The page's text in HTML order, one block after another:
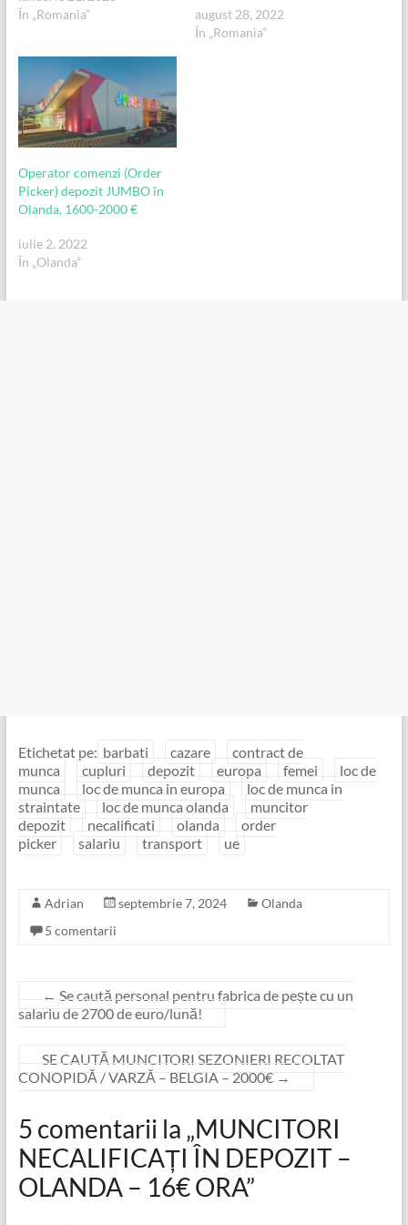
În „Romania”
august 28, 2022
În „Romania”
Operator comenzi (Order
Picker) depozit JUMBO în
Olanda, 1600-2000 €
iulie 2, 2022
În „Olanda”
Etichetat pe: barbati cazare
contract de
munca
cupluri depozit europa femei
loc de
munca
loc de munca in europa
loc de munca in
straintate
loc de munca olanda
muncitor
depozit
necalificati olanda
order
picker
salariu transport ue
Adrian septembrie 7, 2024
Olanda
5 comentarii
← Se caută personal pentru fabrica de pește cu un
salariu de 2700 de euro/lună!
SE CAUTĂ MUNCITORI SEZONIERI RECOLTAT
CONOPIDĂ / VARZĂ – BELGIA – 2000€ →
5 comentarii la „MUNCITORI
NECALIFICAȚI ÎN DEPOZIT –
OLANDA – 16€ ORA”